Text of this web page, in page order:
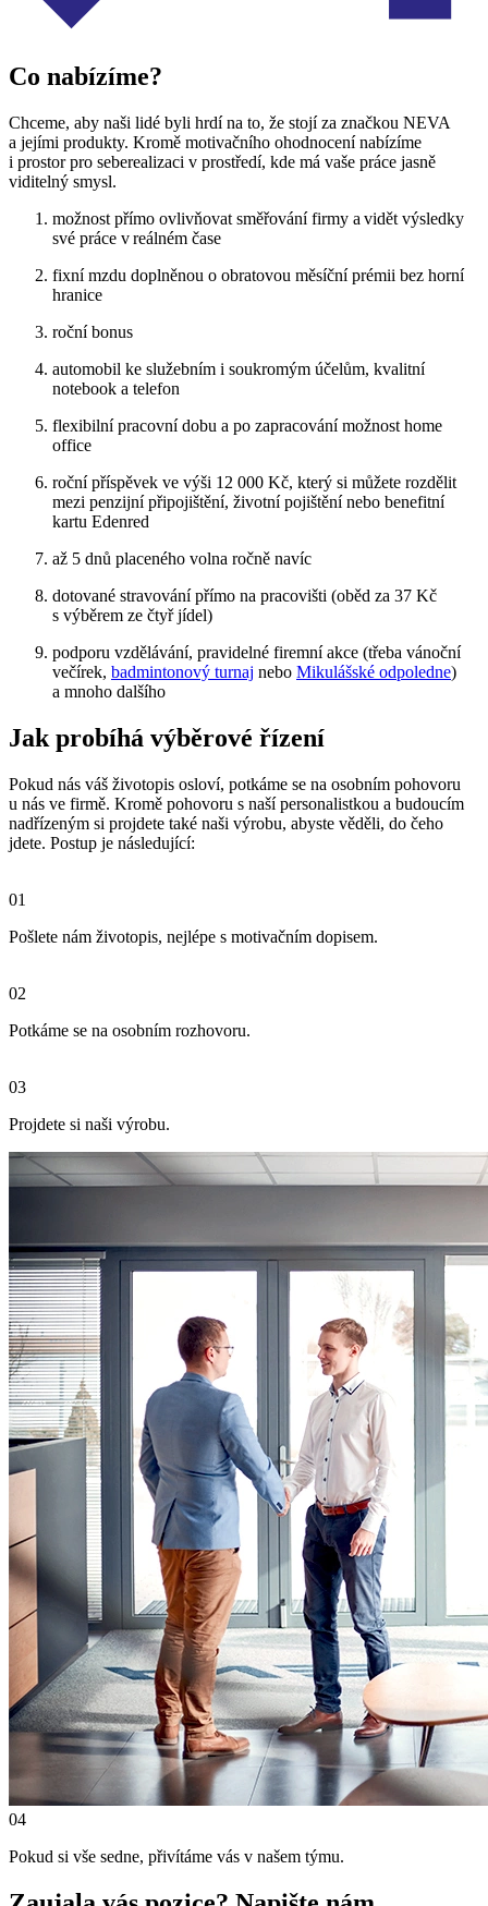
Co nabízíme?
Chceme, aby naši lidé byli hrdí na to, že stojí za značkou NEVA
a jejími produkty. Kromě motivačního ohodnocení nabízíme
i prostor pro seberealizaci v prostředí, kde má vaše práce jasně
viditelný smysl.
možnost přímo ovlivňovat směřování firmy a vidět výsledky
své práce v reálném čase
fixní mzdu doplněnou o obratovou měsíčníprémii bez horní
hranice
ročníbonus
automobil ke služebním i soukromým účelům, kvalitní
notebook a telefon
flexibilní pracovní dobu a po zapracování možnost home
office
roční příspěvek ve výši 12 000 Kč, který si můžete rozdělit
mezi penzijní připojištění, životní pojištění nebo benefitní
kartu Edenred
až 5 dnů placeného volna ročně navíc
dotované stravování přímo na pracovišti (oběd za 37 Kč
s výběrem ze čtyř jídel)
podporu vzdělávání, pravidelné firemní akce (třeba vánoční
večírek, badmintonový turnaj nebo Mikulášské odpoledne)
a mnoho dalšího
Jak probíhá výběrové řízení
Pokud nás váš životopis osloví, potkáme se na osobním pohovoru
u nás ve firmě. Kromě pohovoru s naší personalistkou a budoucím
nadřízeným si projdete také naši výrobu, abyste věděli, do čeho
jdete. Postup je následující:
01
Pošlete nám životopis, nejlépe s motivačním dopisem.
02
Potkáme se na osobním rozhovoru.
03
Projdete si naši výrobu.
04
Pokud si vše sedne, přivítáme vás v našem týmu.